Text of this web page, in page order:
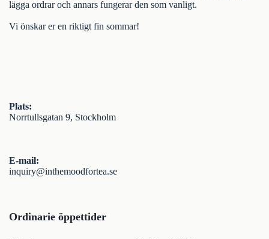
lägga ordrar och annars fungerar den som vanligt.
Vi önskar er en riktigt fin sommar!
Plats:
Norrtullsgatan 9, Stockholm
E-mail:
inquiry@inthemoodfortea.se
Ordinarie öppettider